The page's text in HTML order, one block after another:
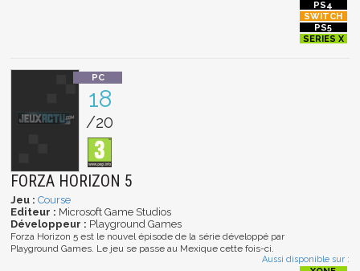
18
/20
FORZA HORIZON 5
Jeu : Course
Editeur : Microsoft Game Studios
Développeur : Playground Games
Forza Horizon 5 est le nouvel épisode de la série développé par
Playground Games. Le jeu se passe au Mexique cette fois-ci.
Aussi disponible sur :